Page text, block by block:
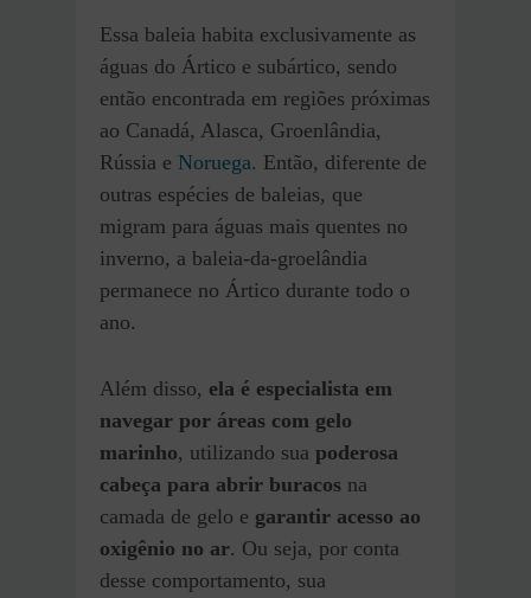
Essa baleia habita exclusivamente as
águas do Ártico e subártico, sendo
então encontrada em regiões próximas
ao Canadá, Alasca, Groenlândia,
Rússia e Noruega. Então, diferente de
outras espécies de baleias, que
migram para águas mais quentes no
inverno, a baleia-da-groelândia
permanece no Ártico durante todo o
ano.
Além disso, ela é especialista em
navegar por áreas com gelo
marinho, utilizando sua poderosa
cabeça para abrir buracos na
camada de gelo e garantir acesso ao
oxigênio no ar. Ou seja, por conta
desse comportamento, sua